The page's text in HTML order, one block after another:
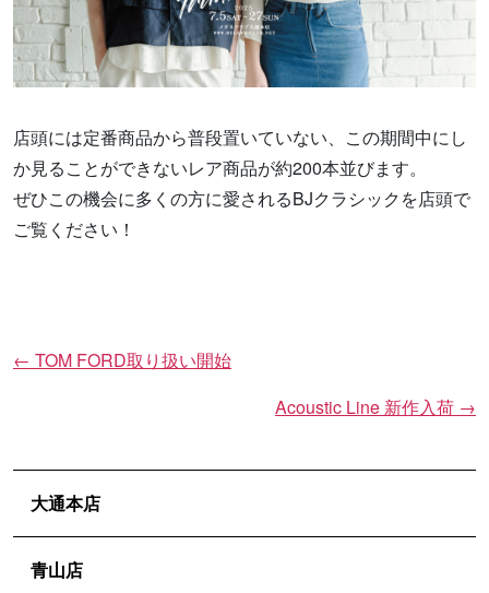
店頭には定番商品から普段置いていない、この期間中にし
か見ることができないレア商品が約200本並びます。
ぜひこの機会に多くの方に愛されるBJクラシックを店頭で
ご覧ください！
投
← TOM FORD取り扱い開始
Acoustic Line 新作入荷 →
大通本店
青山店